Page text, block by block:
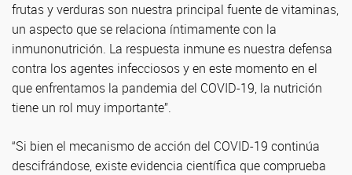
frutas y verduras son nuestra principal fuente de vitaminas,
un aspecto que se relaciona íntimamente con la
inmunonutrición. La respuesta inmune es nuestra defensa
contra los agentes infecciosos y en este momento en el
que enfrentamos la pandemia del COVID-19, la nutrición
tiene un rol muy importante”.
“Si bien el mecanismo de acción del COVID-19 continúa
descifrándose, existe evidencia científica que comprueba